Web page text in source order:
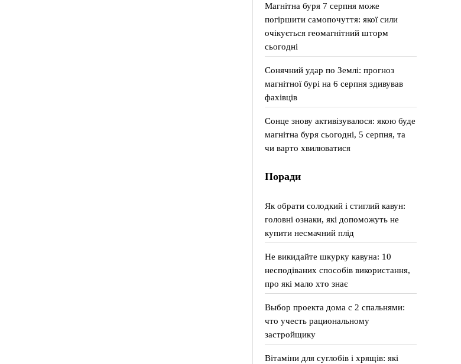
Магнітна буря 7 серпня може
погіршити самопочуття: якої сили
очікується геомагнітний шторм
сьогодні
Сонячний удар по Землі: прогноз
магнітної бурі на 6 серпня здивував
фахівців
Сонце знову активізувалося: якою буде
магнітна буря сьогодні, 5 серпня, та
чи варто хвилюватися
Поради
Як обрати солодкий і стиглий кавун:
головні ознаки, які допоможуть не
купити несмачний плід
Не викидайте шкурку кавуна: 10
несподіваних способів використання,
про які мало хто знає
Выбор проекта дома с 2 спальнями:
что учесть рациональному
застройщику
Вітаміни для суглобів і хрящів: які